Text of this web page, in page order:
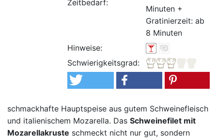
Zeitbedarf:
Minuten +
Gratinierzeit: ab
8 Minuten
Hinweise:
Schwierigkeitsgrad:
schmackhafte Hauptspeise aus gutem Schweinefleisch
und italienischem Mozarella. Das Schweinefilet mit
Mozarellakruste schmeckt nicht nur gut, sondern